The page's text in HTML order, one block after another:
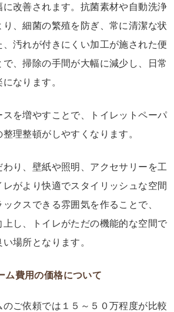
に改善されます。抗菌素材や自動洗浄
、細菌の繁殖を防ぎ、常に清潔な状
汚れが付きにくい加工が施された便
、掃除の手間が大幅に減少し、日常
なります。
スを増やすことで、トイレットペーパ
理整頓がしやすくなります。
り、壁紙や照明、アクセサリーを工
がより快適でスタイリッシュな空間
クスできる雰囲気を作ることで、
上し、トイレがただの機能的な空間で
場所となります。
ム費用の価格について
のご依頼では１５～５０万程度が比較